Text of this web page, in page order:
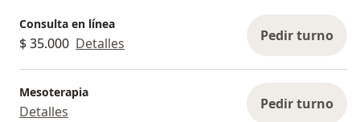
Consulta en línea
$ 35.000 Detalles Pedir turno
Mesoterapia
Detalles Pedir turno